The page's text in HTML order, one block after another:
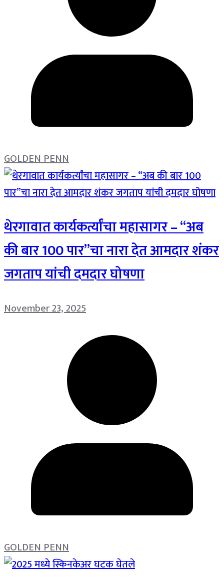
GOLDEN PENN
थेरगावात कार्यकर्त्यांचा महासागर – “अब
की बार 100 पार”चा नारा देत आमदार शंकर
जगताप यांची दमदार घोषणा
November 23, 2025
GOLDEN PENN